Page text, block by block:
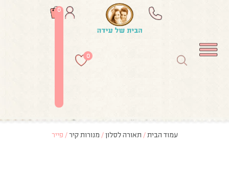
0
0
עמוד הבית/ תאורה לסלון/ מנורות קיר/ פייר